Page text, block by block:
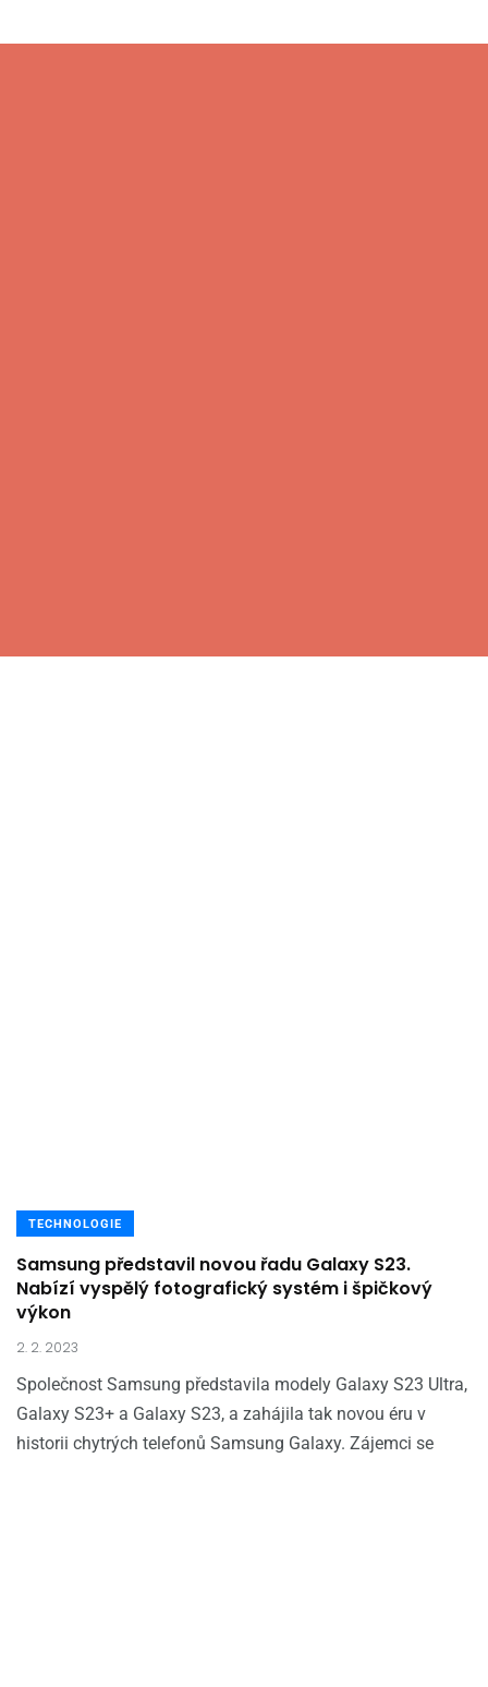
TECHNOLOGIE
Samsung představil novou řadu Galaxy S23.
Nabízí vyspělý fotografický systém i špičkový
výkon
2. 2. 2023
Společnost Samsung představila modely Galaxy S23 Ultra,
Galaxy S23+ a Galaxy S23, a zahájila tak novou éru v
historii chytrých telefonů Samsung Galaxy. Zájemci se